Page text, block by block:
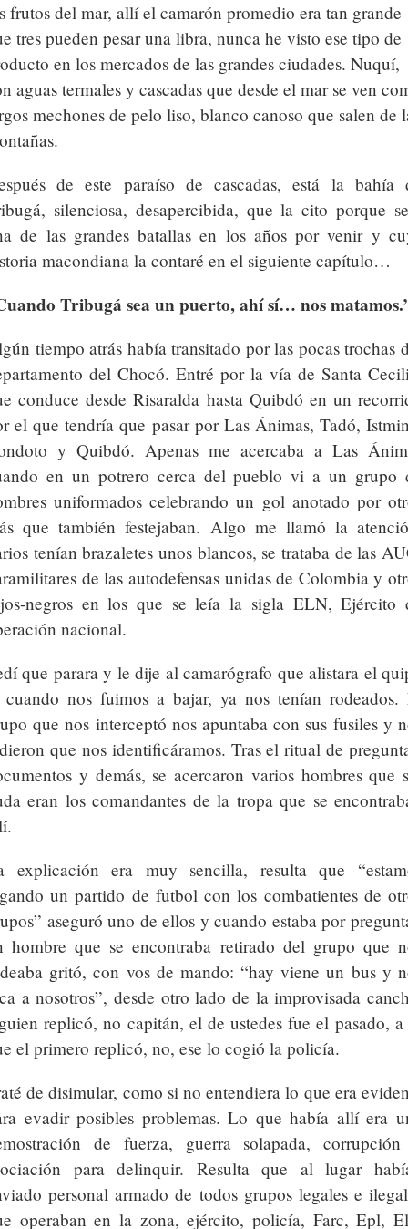
frutos del mar, allí el camarón promedio era tan grande
tres pueden pesar una libra, nunca he visto ese tipo de
en los mercados de las grandes ciudades. Nuquí,
aguas termales y cascadas que desde el mar se ven
mechones de pelo liso, blanco canoso que salen de
de este paraíso de cascadas, está la bahía
silenciosa, desapercibida, que la cito porque
de las grandes batallas en los años por venir y
macondiana la contaré en el siguiente capítulo…
Tribugá sea un puerto, ahí sí… nos
tiempo atrás había transitado por las pocas trochas
del Chocó. Entré por la vía de Santa
conduce desde Risaralda hasta Quibdó en un
el que tendría que pasar por Las Ánimas, Tadó,
y Quibdó. Apenas me acercaba a Las
en un potrero cerca del pueblo vi a un grupo
uniformados celebrando un gol anotado por
que también festejaban. Algo me llamó la
tenían brazaletes unos blancos, se trataba de las
de las autodefensas unidas de Colombia y
negros en los que se leía la sigla ELN, Ejército
nacional.
que parara y le dije al camarógrafo que alistara el
nos fuimos a bajar, ya nos tenían rodeados.
que nos interceptó nos apuntaba con sus fusiles y
que nos identificáramos. Tras el ritual de
y demás, se acercaron varios hombres que
eran los comandantes de la tropa que se
explicación era muy sencilla, resulta que
un partido de futbol con los combatientes de
aseguró uno de ellos y cuando estaba por
hombre que se encontraba retirado del grupo que
gritó, con vos de mando: “hay viene un bus y
a nosotros”, desde otro lado de la improvisada
replicó, no capitán, el de ustedes fue el pasado,
el primero replicó, no, ese lo cogió la policía.
de disimular, como si no entendiera lo que era
evadir posibles problemas. Lo que había allí era
de fuerza, guerra solapada,
para delinquir. Resulta que al lugar
personal armado de todos grupos legales e
operaban en la zona, ejército, policía, Farc, Epl,